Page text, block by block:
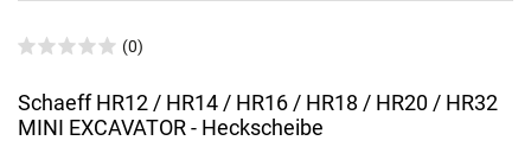
(0)
Schaeff HR12 / HR14 / HR16 / HR18 / HR20 / HR32
MINI EXCAVATOR - Heckscheibe